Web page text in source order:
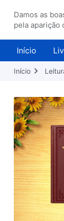
Damos as
pela aparição
Início
Início